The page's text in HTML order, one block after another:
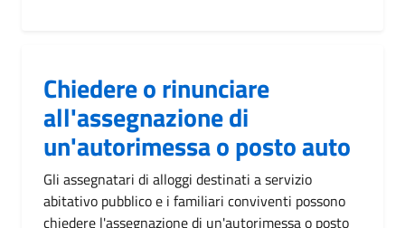
Chiedere o rinunciare
all'assegnazione di
un'autorimessa o posto auto
Gli assegnatari di alloggi destinati a servizio
abitativo pubblico e i familiari conviventi possono
chiedere l'assegnazione di un'autorimessa o posto